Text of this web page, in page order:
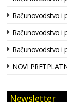
Računovodstvo i
Računovodstvo i
Računovodstvo i
NOVI
Newsletter